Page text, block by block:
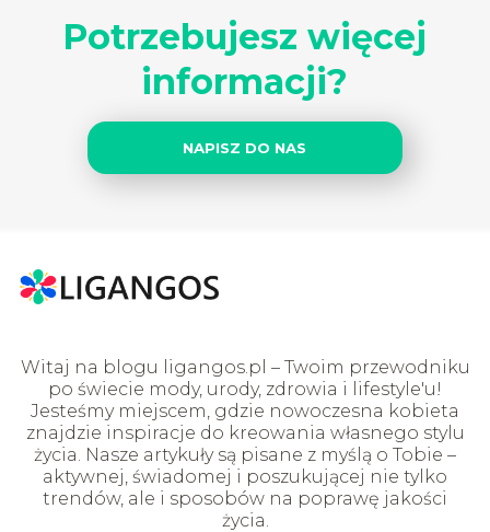
Potrzebujesz więcej
informacji?
NAPISZ DO NAS
Witaj na blogu ligangos.pl – Twoim przewodniku
po świecie mody, urody, zdrowia i lifestyle'u!
Jesteśmy miejscem, gdzie nowoczesna kobieta
znajdzie inspiracje do kreowania własnego stylu
życia. Nasze artykuły są pisane z myślą o Tobie –
aktywnej, świadomej i poszukującej nie tylko
trendów, ale i sposobów na poprawę jakości
życia.